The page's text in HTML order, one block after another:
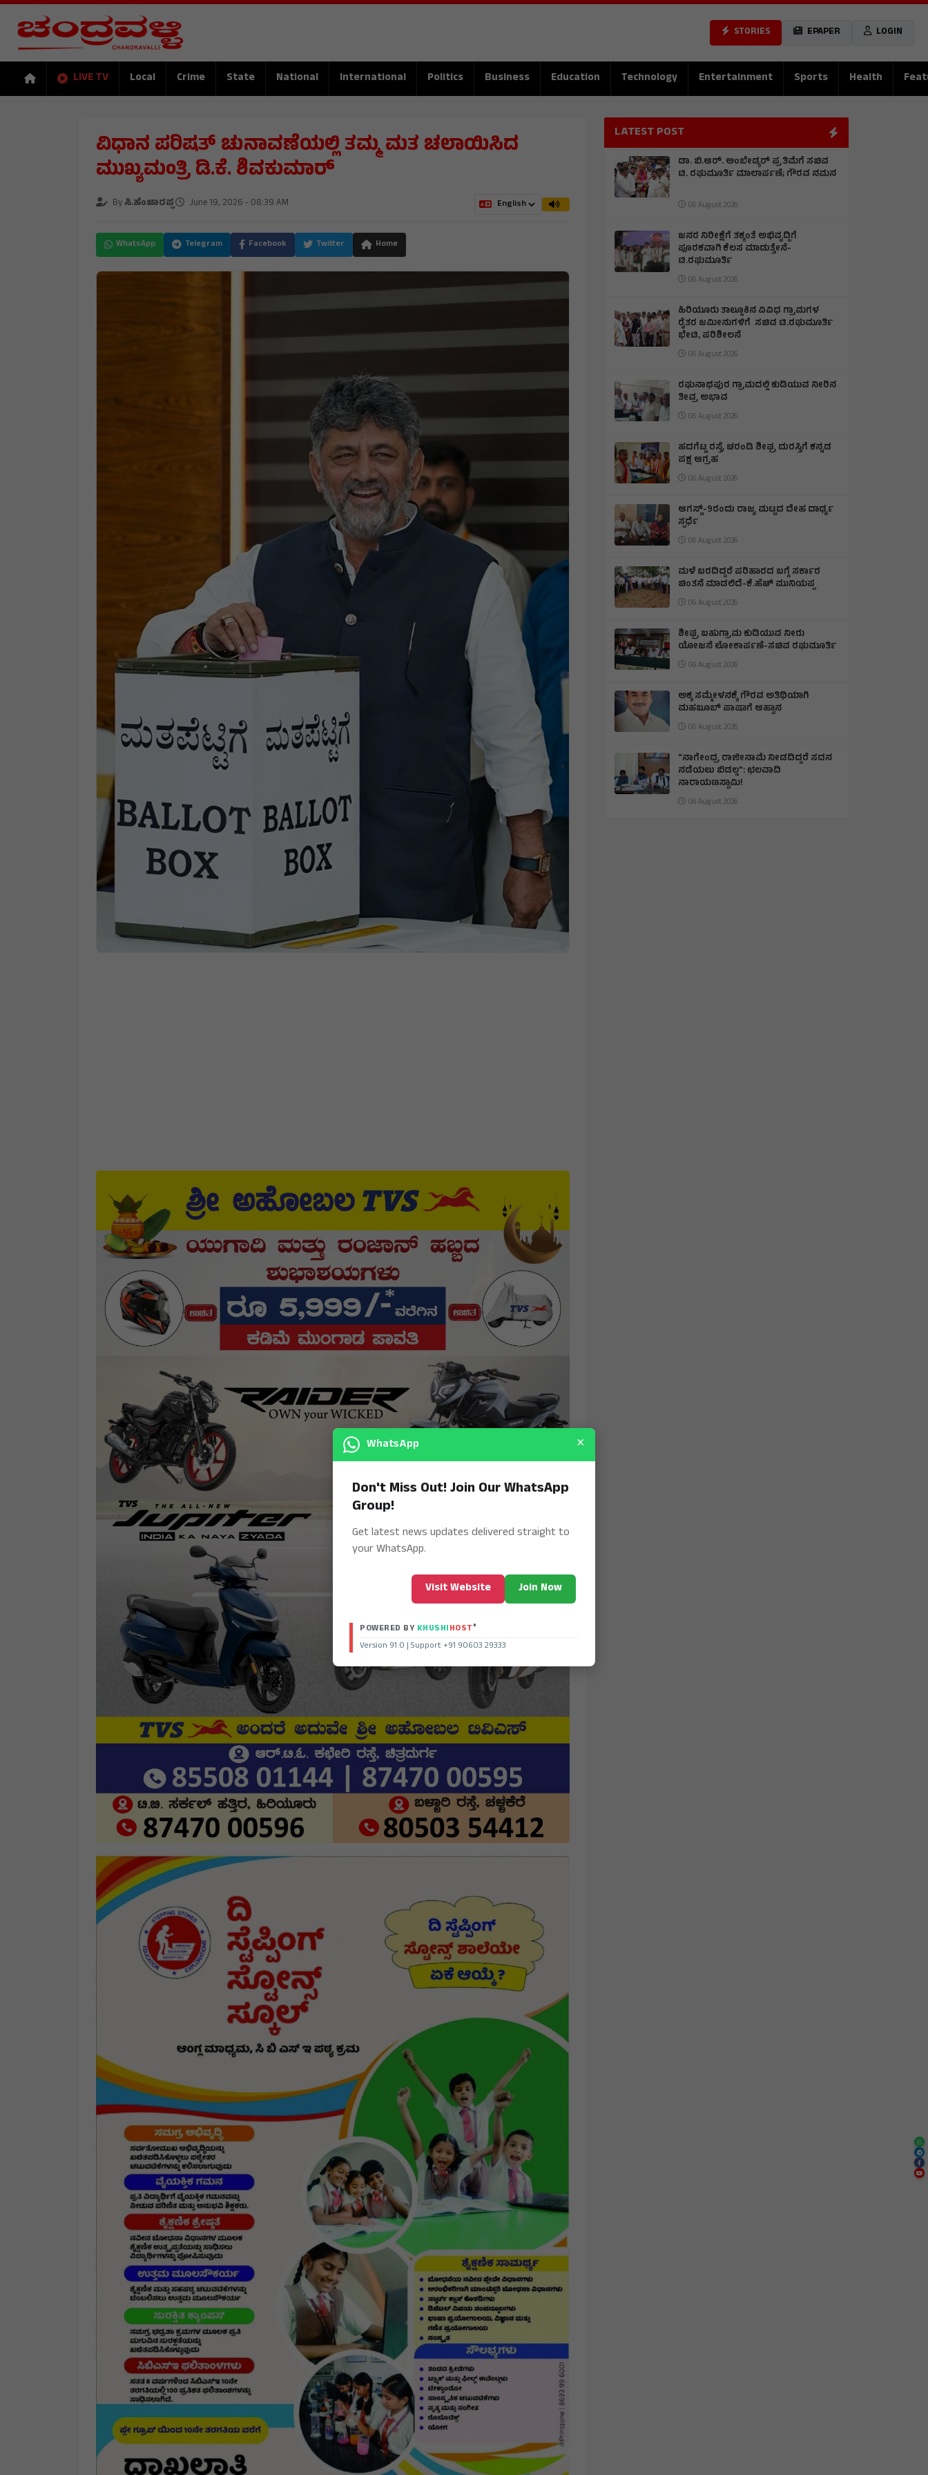
STORIES EPAPER LOGIN
LIVE TV Local Crime State National International Politics Business Education Technology Entertainment Sports Health
​ವಿಧಾನ ಪರಿಷತ್ ಚುನಾವಣೆಯಲ್ಲಿ ತಮ್ಮ ಮತ ಚಲಾಯಿಸಿದ
ಮುಖ್ಯಮಂತ್ರಿ ಡಿ.ಕೆ. ಶಿವಕುಮಾರ್
Byಸಿ.ಹೆಂಜಾರಪ್ಪ June 19, 2026 - 08:39 AM
WhatsApp Telegram Facebook Twitter Home
LATEST POST
ಡಾ. ಬಿ.ಆರ್. ಅಂಬೇಡ್ಕರ್ ಪ್ರತಿಮೆಗೆ ಸಚಿವ
ಟಿ. ರಘುಮೂರ್ತಿ ಮಾಲಾರ್ಪಣೆ; ಗೌರವ ನಮನ
06 August 2026
ಜನರ ನಿರೀಕ್ಷೆಗೆ ತಕ್ಕಂತೆ ಅಭಿವೃದ್ದಿಗೆ
ಪೂರಕವಾಗಿ ಕೆಲಸ ಮಾಡುತ್ತೇನೆ-
ಟಿ.ರಘುಮೂರ್ತಿ
06 August 2026
ಹಿರಿಯೂರು ತಾಲ್ಲೂಕಿನ ವಿವಿಧ ಗ್ರಾಮಗಳ
ರೈತರ ಜಮೀನುಗಳಿಗೆ ಸಚಿವ ಟಿ.ರಘುಮೂರ್ತಿ
ಭೇಟಿ, ಪರಿಶೀಲನೆ
06 August 2026
ರಘುನಾಥಪುರ ಗ್ರಾಮದಲ್ಲಿ ಕುಡಿಯುವ ನೀರಿನ
ತೀವ್ರ ಅಭಾವ
06 August 2026
ಹದಗೆಟ್ಟ ರಸ್ತೆ, ಚರಂಡಿ ಶೀಘ್ರ ದುರಸ್ತಿಗೆ ಕನ್ನಡ
ಪಕ್ಷ ಆಗ್ರಹ
06 August 2026
ಆಗಸ್ಟ್-9ರಂದು ರಾಜ್ಯ ಮಟ್ಟದ ದೇಹ ದಾರ್ಢ್ಯ
ಸ್ಪರ್ಧೆ
06 August 2026
ಮಳೆ ಬರದಿದ್ದರೆ ಪರಿಹಾರದ ಬಗ್ಗೆ ಸರ್ಕಾರ
ಚಿಂತನೆ ಮಾಡಲಿದೆ-ಕೆ.ಹೆಚ್ ಮುನಿಯಪ್ಪ
06 August 2026
ಶೀಘ್ರ ಬಹುಗ್ರಾಮ ಕುಡಿಯುವ ನೀರು
ಯೋಜನೆ ಲೋಕಾರ್ಪಣೆ-ಸಚಿವ ರಘುಮೂರ್ತಿ
06 August 2026
ಅಕ್ಕ ಸಮ್ಮೇಳನಕ್ಕೆ ಗೌರವ ಅತಿಥಿಯಾಗಿ
ಮಹಬೂಬ್ ಪಾಷಾಗೆ ಆಹ್ವಾನ
06 August 2026
"ನಾಗೇಂದ್ರ ರಾಜೀನಾಮೆ ನೀಡದಿದ್ದರೆ ಸದನ
ನಡೆಯಲು ಬಿಡಲ್ಲ": ಛಲವಾದಿ
ನಾರಾಯಣಸ್ವಾಮಿ!
06 August 2026
WhatsApp ×
Don't Miss Out! Join Our WhatsApp
Group!
Get latest news updates delivered straight to
your WhatsApp.
Visit Website Join Now
POWERED BY KHUSHIHOST®
Version 91.0 | Support +91 90603 29333